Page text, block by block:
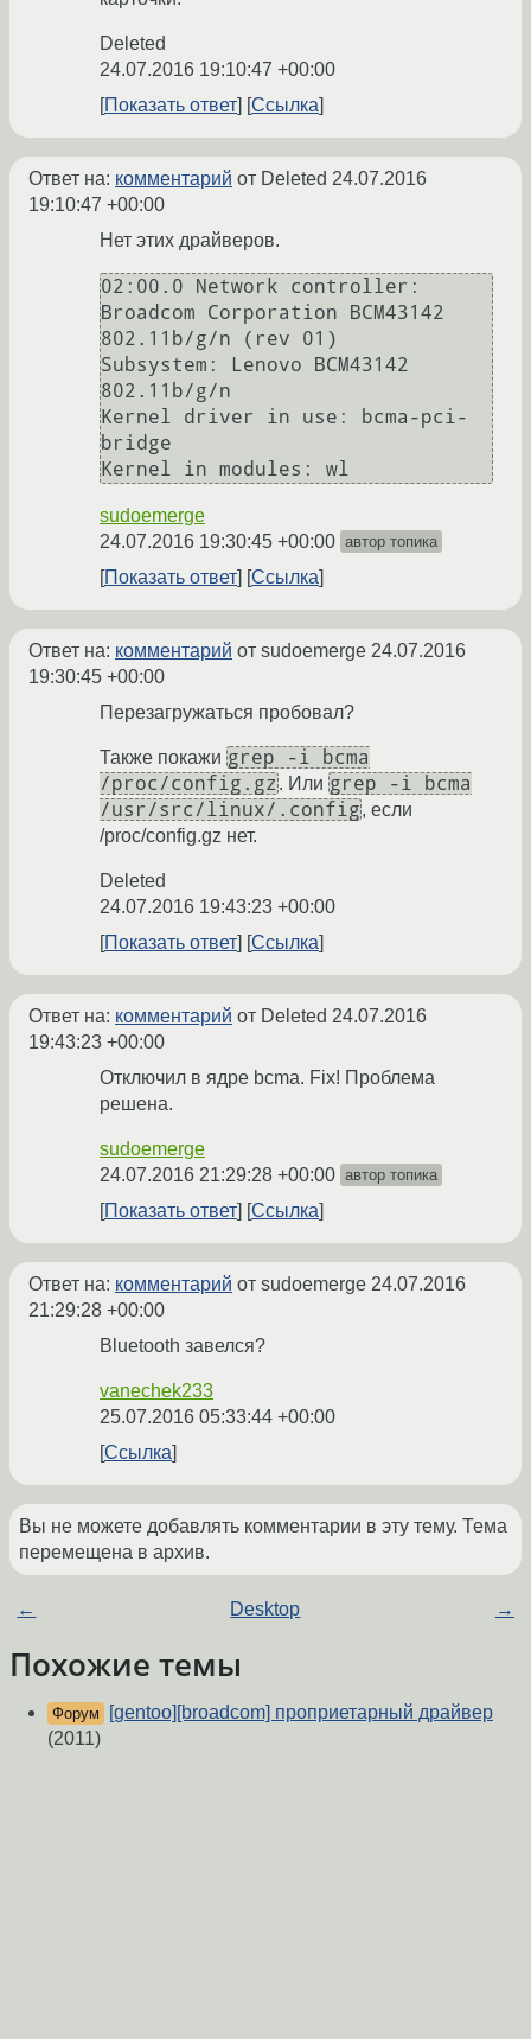
Deleted
24.07.2016 19:10:47 +00:00
Показать ответ
Ссылка
Ответ на: комментарий от Deleted 24.07.2016
19:10:47 +00:00
Нет этих драйверов.
02:00.0 Network controller:
Broadcom Corporation BCM43142
802.11b/g/n (rev 01)
Subsystem: Lenovo BCM43142
802.11b/g/n
Kernel driver in use: bcma-pci-
bridge
sudoemerge
24.07.2016 19:30:45 +00:00 автор топика
Показать ответ Ссылка
Ответ на: комментарий от sudoemerge 24.07.2016
19:30:45 +00:00
Перезагружаться пробовал?
Также покажи grep -i bcma
/proc/config.gz. Или grep -i bcma
/usr/src/linux/.config, если
/proc/config.gz нет.
Deleted
24.07.2016 19:43:23 +00:00
Показать ответ
Ссылка
Ответ на: комментарий от Deleted 24.07.2016
19:43:23 +00:00
Отключил в ядре bcma. Fix! Проблема
решена.
sudoemerge
24.07.2016 21:29:28 +00:00 автор топика
Показать ответ Ссылка
Ответ на: комментарий от sudoemerge 24.07.2016
21:29:28 +00:00
Bluetooth завелся?
vanechek233
25.07.2016 05:33:44 +00:00
Ссылка
Вы не можете добавлять комментарии в эту тему. Тема
перемещена в архив.
← Desktop →
Похожие темы
Форум
[gentoo][broadcom] проприетарный драйвер
(2011)